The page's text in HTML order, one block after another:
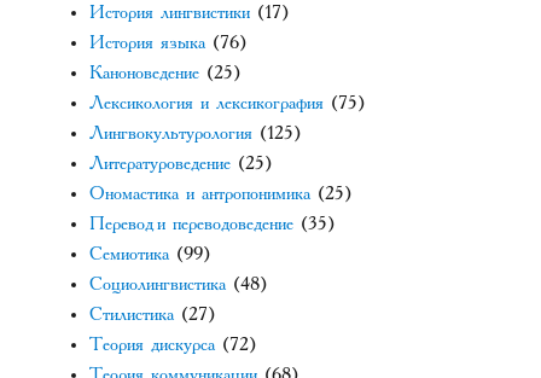
История лингвистики (17)
История языка (76)
Каноноведение (25)
Лексикология и лексикография (75)
Лингвокультурология (125)
Литературоведение (25)
Ономастика и антропонимика (25)
Перевод и переводоведение (35)
Семиотика (99)
Социолингвистика (48)
Стилистика (27)
Теория дискурса (72)